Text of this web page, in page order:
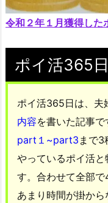
令和２年１月獲得した
ポイ活365日
ポイ活365日は、夫
内容を書いた記事で
part１~part3 まで3
やっているポイ活
す。合わせて全部で
あまり時間が掛か